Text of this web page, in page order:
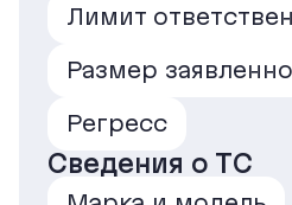
Лимит
Размер
Регресс
Сведения о ТС